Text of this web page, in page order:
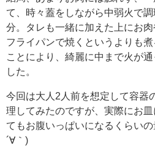
て、時々蓋をしながら中弱火で
分。タレも一緒に加えた上にお
フライパンで焼くというよりも
ことにより、綺麗に中まで火が
した。
今回は大人2人前を想定して容器
理してみたのですが、実際にお
てもお腹いっぱいになるくらい
´∀｀)